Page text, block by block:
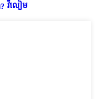
វីលៀម